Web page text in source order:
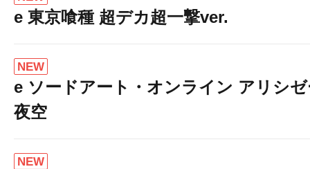
e 東京喰種 超デカ超一撃ver.
NEW
e ソードアート・オンライン アリシ
夜空
NEW